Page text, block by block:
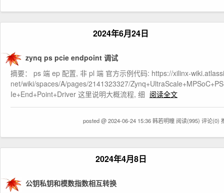
2024年6月24日
zynq ps pcie endpoint 调试
摘要： ps 端 ep 配置, 非 pl 端 官方示例代码: https://xilinx-
net/wiki/spaces/A/pages/2141323327/
Ie+End+Point+Driver 这里说明大概流程, 细 阅读全文
posted @ 2024-06-24 15:36 韩若明瞳 阅读(995) 评论(0)
2024年4月8日
公钥私钥和模数指数相互转换